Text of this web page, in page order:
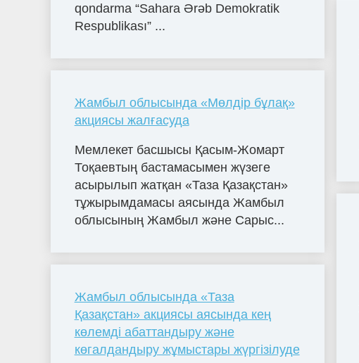
qondarma “Sahara Ərǝb Demokratik
Respublikası” ...
Жамбыл облысында «Мөлдір бұлақ»
акциясы жалғасуда
Мемлекет басшысы Қасым-Жомарт
Тоқаевтың бастамасымен жүзеге
асырылып жатқан «Таза Қазақстан»
тұжырымдамасы аясында Жамбыл
облысының Жамбыл және Сарыс...
Жамбыл облысында «Таза
Қазақстан» акциясы аясында кең
көлемді абаттандыру және
көгалдандыру жұмыстары жүргізілуде